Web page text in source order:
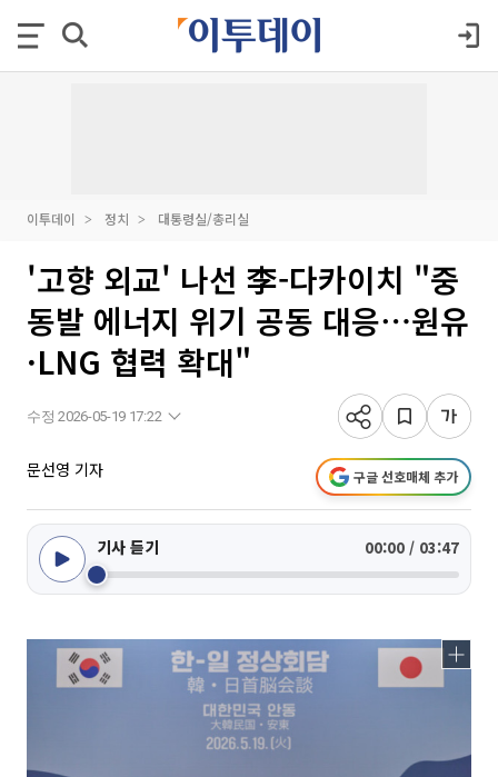
이투데이 정치 대통령실/총리실
'고향 외교' 나선 李-다카이치 "중
동발 에너지 위기 공동 대응⋯원유
·LNG 협력 확대"
수정 2026-05-19 17:22
문선영 기자 구글 선호매체 추가
기사 듣기 00:00 / 03:47